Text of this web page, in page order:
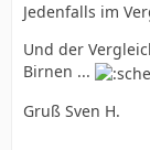
Jedenfalls im
Und der
Birnen ...
Gruß Sven H.